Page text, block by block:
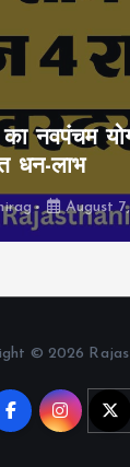
का नवपंचम
धन-लाभ
August
© 2026